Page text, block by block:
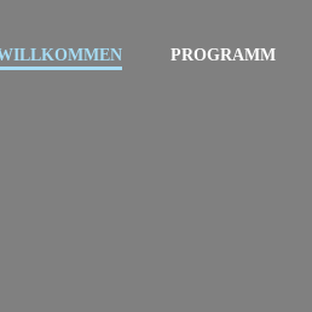
PROGRAMM